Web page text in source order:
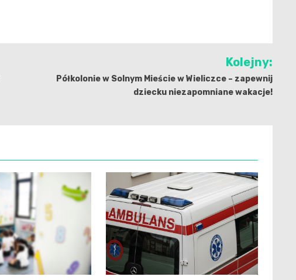
Kolejny:
Półkolonie w Solnym Mieście w Wieliczce – zapewnij
dziecku niezapomniane wakacje!